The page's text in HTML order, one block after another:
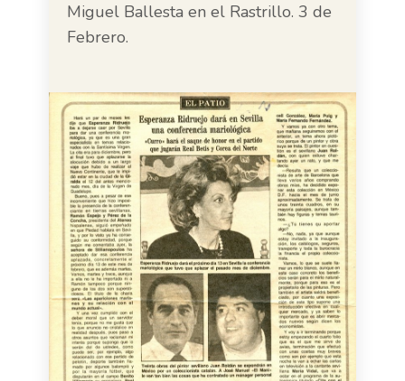
Miguel Ballesta en el Rastrillo. 3 de
Febrero.